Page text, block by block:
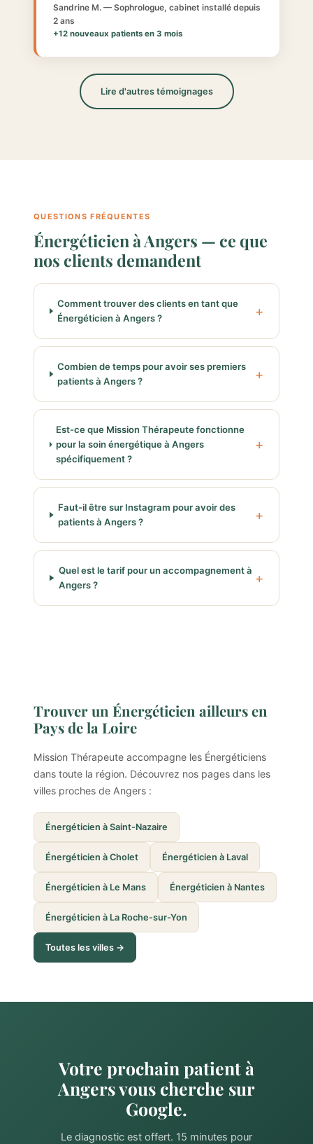
Sandrine M. — Sophrologue, cabinet installé depuis
2 ans
+12 nouveaux patients en 3 mois
Lire d'autres témoignages
QUESTIONS FRÉQUENTES
Énergéticien à Angers — ce que
nos clients demandent
Comment trouver des clients en tant que
Énergéticien à Angers ?
Combien de temps pour avoir ses premiers
patients à Angers ?
Est-ce que Mission Thérapeute fonctionne
pour la soin énergétique à Angers
spécifiquement ?
Faut-il être sur Instagram pour avoir des
patients à Angers ?
Quel est le tarif pour un accompagnement à
Angers ?
Trouver un Énergéticien ailleurs en
Pays de la Loire
Mission Thérapeute accompagne les Énergéticiens
dans toute la région. Découvrez nos pages dans les
villes proches de Angers :
Énergéticien à Saint-Nazaire
Énergéticien à Cholet Énergéticien à Laval
Énergéticien à Le Mans Énergéticien à Nantes
Énergéticien à La Roche-sur-Yon
Toutes les villes →
Votre prochain patient à
Angers vous cherche sur
Google.
Le diagnostic est offert. 15 minutes pour